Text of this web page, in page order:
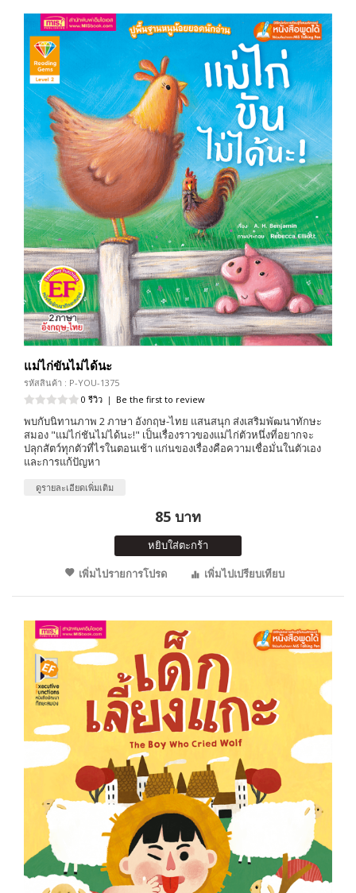
แม่ไก่ขันไม่ได้นะ
รหัสสินค้า : P-YOU-1375
0 รีวิว | Be the first to review
พบกับนิทานภาพ 2 ภาษา อังกฤษ-ไทย แสนสนุก ส่งเสริมพัฒนาทักษะ
สมอง "แม่ไก่ชันไม่ได้นะ!" เป็นเรื่องราวของแม่ไก่ตัวหนึ่งที่อยากจะ
ปลุกสัตว์ทุกตัวที่ไรในตอนเช้า แก่นของเรื่องคือความเชื่อมั่นในตัวเอง
และการแก้ปัญหา
ดูรายละเอียดเพิ่มเติม
85 บาท
หยิบใส่ตะกร้า
เพิ่มไปรายการโปรด
เพิ่มไปเปรียบเทียบ